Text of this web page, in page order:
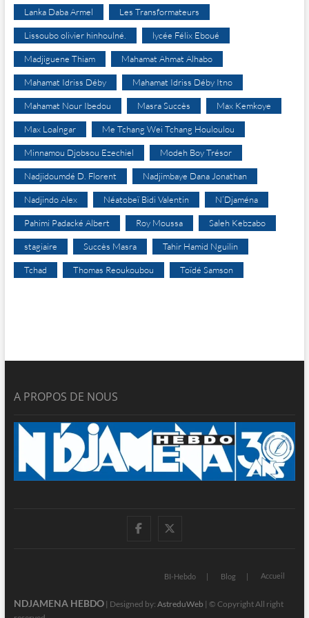
Lanka Daba Armel Les Transformateurs
Lissoubo olivier hinhoulné. lycée Félix Eboué
Madjiguene Thiam Mahamat Ahmat Alhabo
Mahamat Idriss Déby Mahamat Idriss Déby Itno
Mahamat Nour Ibedou Masra Succès Max Kemkoye
Max Loalngar Me Tchang Wei Tchang Houloulou
Minnamou Djobsou Ezechiel Modeh Boy Trésor
Nadjidoumdé D. Florent Nadjimbaye Dana Jonathan
Nadjindo Alex Néatobeï Bidi Valentin N’Djaména
Pahimi Padacké Albert Roy Moussa Saleh Kebzabo
stagiaire Succès Masra Tahir Hamid Nguilin
Tchad Thomas Reoukoubou Toïdé Samson
A PROPOS DE NOUS
facebook
BI-Hebdo Blog Accueil
NDJAMENA HEBDO| Designed by: AstreduWeb | © Copyright All right